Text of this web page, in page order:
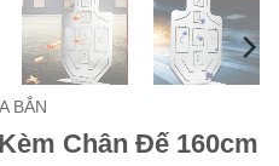
BẮN
Chân Đế 160cm